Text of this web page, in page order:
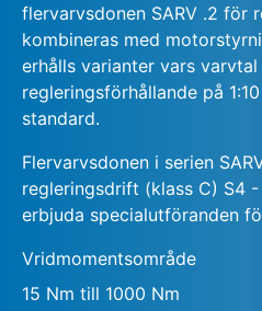
flervarvsdonen SARV .2 för
kombineras med
erhålls varianter vars
regleringsförhållande på
standard.
Flervarvsdonen i serien
regleringsdrift (klass C) S4
erbjuda specialutföranden
Vridmomentsområde
15 Nm till 1000 Nm